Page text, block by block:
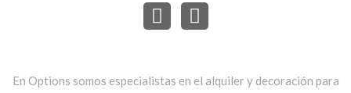
En Options somos especialistas en el alquiler y decoración para